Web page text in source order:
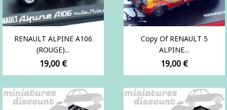
RENAULT ALPINE A106
(ROUGE)...
Prix
19,00 €
Copy Of RENAULT 5
ALPINE...
Prix
19,00 €